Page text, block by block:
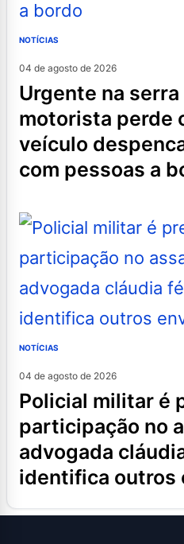
NOTÍCIAS
04 de agosto de 2026
urgente na serra do marçal:
motorista perde
veículo
com pessoas a
NOTÍCIAS
04 de agosto de 2026
policial militar é preso por
participação no
advogada
identifica outros